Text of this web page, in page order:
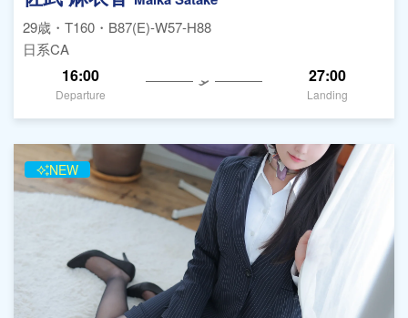
29歳・T160・B87(E)-W57-H88
日系CA
16:00
Departure
27:00
Landing
NEW